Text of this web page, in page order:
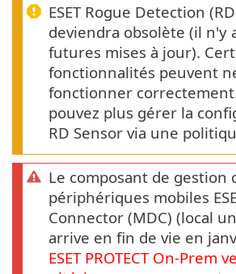
ESET Rogue Detection
deviendra obsolète (il n'y
futures mises à jour).
fonctionnalités peuvent
fonctionner
pouvez plus gérer la
RD Sensor via une
Le composant de gestion
périphériques mobiles
Connector (MDC) (local
arrive en fin de vie en
ESET PROTECT On-Prem